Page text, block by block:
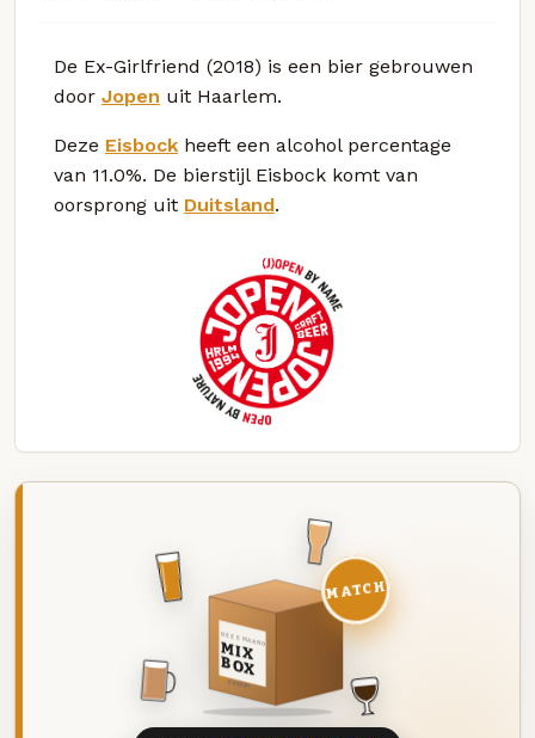
De Ex-Girlfriend (2018) is een bier gebrouwen
door Jopen uit Haarlem.
Deze Eisbock heeft een alcohol percentage
van 11.0%. De bierstijl Eisbock komt van
oorsprong uit Duitsland.
DEZE MAAND
MIX
BOX
8 BIEREN
MATCH